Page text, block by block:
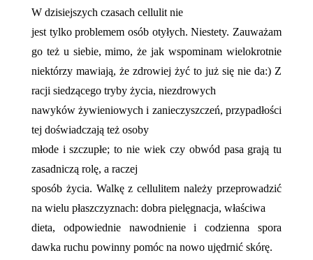
W dzisiejszych czasach cellulit nie
jest tylko problemem osób otyłych. Niestety. Zauważam
go też u siebie, mimo, że jak wspominam wielokrotnie
niektórzy mawiają, że zdrowiej żyć to już się nie da:) Z
racji siedzącego tryby życia, niezdrowych
nawyków żywieniowych i zanieczyszczeń, przypadłości
tej doświadczają też osoby
młode i szczupłe; to nie wiek czy obwód pasa grają tu
zasadniczą rolę, a raczej
sposób życia. Walkę z cellulitem należy przeprowadzić
na wielu płaszczyznach: dobra pielęgnacja, właściwa
dieta, odpowiednie nawodnienie i codzienna spora
dawka ruchu powinny pomóc na nowo ujędrnić skórę.